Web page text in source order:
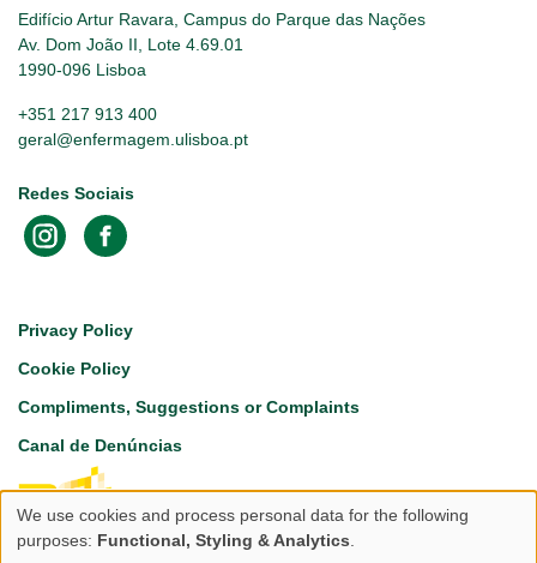
Edifício Artur Ravara, Campus do Parque das Nações
Av. Dom João II, Lote 4.69.01
1990-096 Lisboa
+351 217 913 400
geral@enfermagem.ulisboa.pt
Redes Sociais
Footer
Privacy Policy
Cookie Policy
Compliments, Suggestions or Complaints
Canal de Denúncias
Use
We use cookies and process personal data for the following
purposes: Functional, Styling & Analytics